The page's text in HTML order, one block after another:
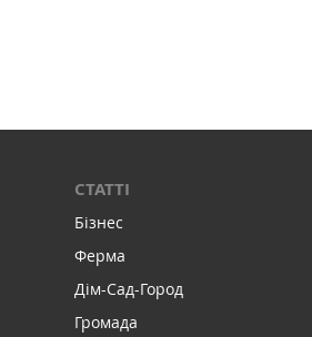
СТАТТІ
Бізнес
Ферма
Дім-Сад-Город
Громада